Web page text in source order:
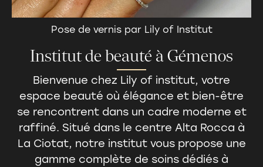
Institut de beauté à Gémenos
Bienvenue chez Lily of institut, votre
espace beauté où élégance et bien-être
se rencontrent dans un cadre moderne et
raffiné. Situé dans le centre Alta Rocca à
La Ciotat, notre institut vous propose une
gamme complète de soins dédiés à
Pose de vernis par Lily of Institut